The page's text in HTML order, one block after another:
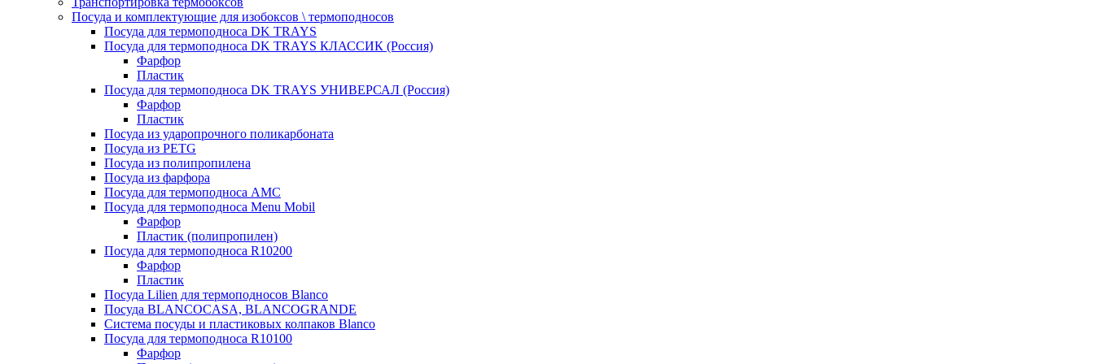
Посуда и комплектующие для изобоксов \ термоподносов
Посуда для термоподноса DK TRAYS
Посуда для термоподноса DK TRAYS КЛАССИК (Россия)
Фарфор
Пластик
Посуда для термоподноса DK TRAYS УНИВЕРСАЛ (Россия)
Фарфор
Пластик
Посуда из ударопрочного поликарбоната
Посуда из PETG
Посуда из полипропилена
Посуда из фарфора
Посуда для термоподноса AMC
Посуда для термоподноса Menu Mobil
Фарфор
Пластик (полипропилен)
Посуда для термоподноса R10200
Фарфор
Пластик
Посуда Lilien для термоподносов Blanco
Посуда BLANCOCASA, BLANCOGRANDE
Система посуды и пластиковых колпаков Blanco
Посуда для термоподноса R10100
Фарфор